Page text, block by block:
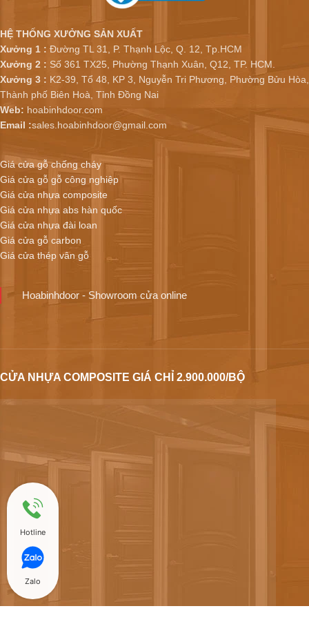
HỆ THỐNG XƯỞNG SẢN XUẤT
Xưởng 1 : Đường TL 31, P. Thạnh Lộc, Q. 12, Tp.HCM
Xưởng 2 : Số 361 TX25, Phường Thạnh Xuân, Q12, TP. HCM.
Xưởng 3 : K2-39, Tổ 48, KP 3, Nguyễn Tri Phương, Phường Bửu Hòa,
Thành phố Biên Hoà, Tỉnh Đồng Nai
Web: hoabinhdoor.com
Email :sales.hoabinhdoor@gmail.com
Giá cửa gỗ chống cháy
Giá cửa gỗ gỗ công nghiệp
Giá cửa nhựa composite
Giá cửa nhựa abs hàn quốc
Giá cửa nhựa đài loan
Giá cửa gỗ carbon
Giá cửa thép vân gỗ
Hoabinhdoor - Showroom cửa online
CỬA NHỰA COMPOSITE GIÁ CHỈ 2.900.000/BỘ
Hotline
Zalo